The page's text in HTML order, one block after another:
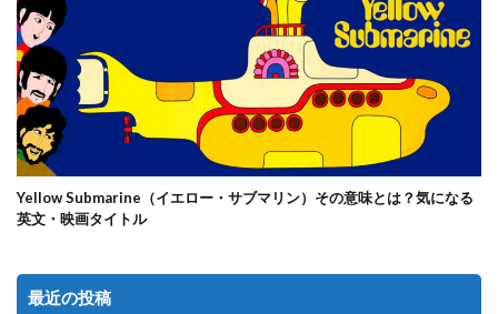
Yellow Submarine（イエロー・サブマリン）その意味とは？気になる
英文・映画タイトル
最近の投稿